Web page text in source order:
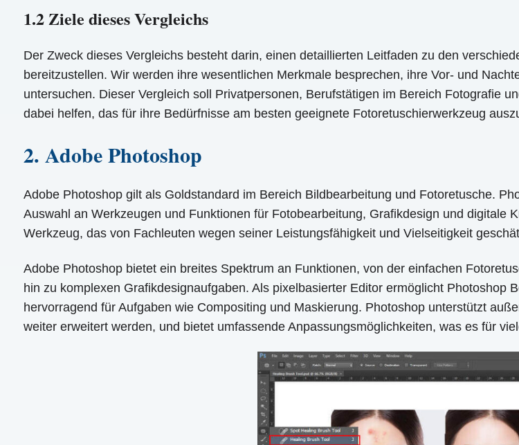
1.2 Ziele dieses Vergleichs
Der Zweck dieses Vergleichs besteht darin, einen detaillierten Leitfaden zu den
bereitzustellen. Wir werden ihre wesentlichen Merkmale besprechen, ihre Vor- und
untersuchen. Dieser Vergleich soll Privatpersonen, Berufstätigen im Bereich Fotografie
dabei helfen, das für ihre Bedürfnisse am besten geeignete Fotoretuschierwerkzeug
2. Adobe Photoshop
Adobe Photoshop gilt als Goldstandard im Bereich Bildbearbeitung und Fotoretusche.
Auswahl an Werkzeugen und Funktionen für Fotobearbeitung, Grafikdesign und digitale
Werkzeug, das von Fachleuten wegen seiner Leistungsfähigkeit und Vielseitigkeit
Adobe Photoshop bietet ein breites Spektrum an Funktionen, von der einfachen
hin zu komplexen Grafikdesignaufgaben. Als pixelbasierter Editor ermöglicht
hervorragend für Aufgaben wie Compositing und Maskierung. Photoshop unterstützt
weiter erweitert werden, und bietet umfassende Anpassungsmöglichkeiten, was es für